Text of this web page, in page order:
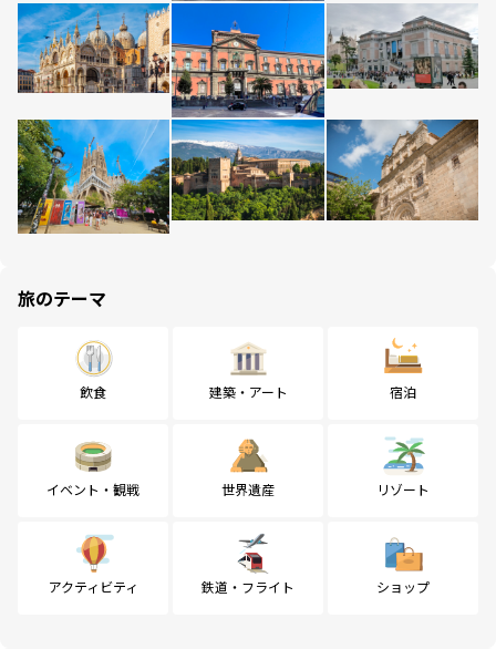
旅のテーマ
飲食 建築・アート 宿泊
イベント・観戦 世界遺産 リゾート
アクティビティ 鉄道・フライト ショップ